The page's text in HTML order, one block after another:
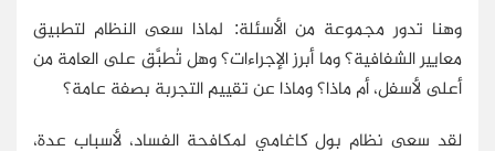
وهنا تدور مجموعة من الأسئلة: لماذا سعى النظام لتطبيق
معايير الشفافية؟ وما أبرز الإجراءات؟ وهل تُطبَّق على العامة من
أعلى لأسفل، أم ماذا؟ وماذا عن تقييم التجربة بصفة عامة؟
لقد سعى نظام بول كاغامي لمكافحة الفساد، لأسباب عدة،